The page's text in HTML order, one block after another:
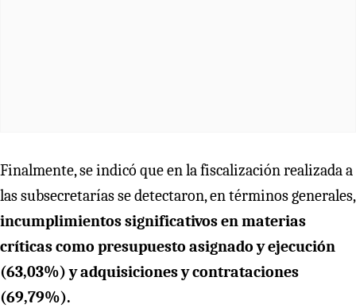
Finalmente, se indicó que en la fiscalización realizada a
las subsecretarías se detectaron, en términos generales,
incumplimientos significativos en materias
críticas como presupuesto asignado y ejecución
(63,03%) y adquisiciones y contrataciones
(69,79%).